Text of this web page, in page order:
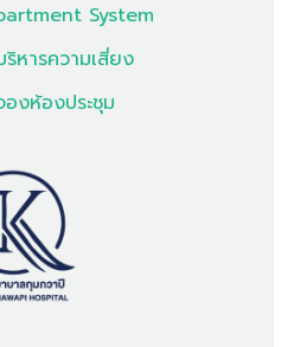
System
ริหารความเสี่ยง
งห้องประชุม